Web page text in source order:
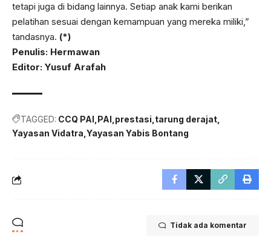
tetapi juga di bidang lainnya. Setiap anak kami berikan
pelatihan sesuai dengan kemampuan yang mereka miliki,”
tandasnya. (*)
Penulis: Hermawan
Editor: Yusuf Arafah
TAGGED: CCQ PAI PAI prestasi tarung derajat
Yayasan Vidatra Yayasan Yabis Bontang
Tidak ada komentar